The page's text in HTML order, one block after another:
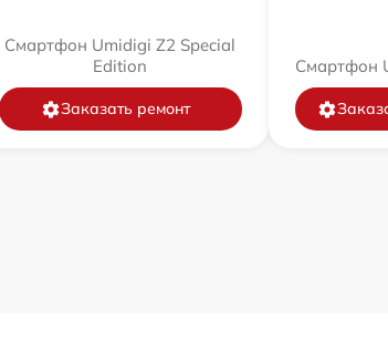
Смартфон Umidigi Z2 Special
Edition
Заказать ремонт
Смартфон